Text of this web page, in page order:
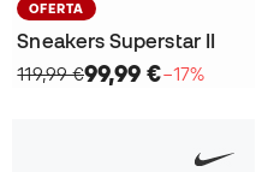
OFERTA
Sneakers Superstar II
119,99 €99,99 €−17%